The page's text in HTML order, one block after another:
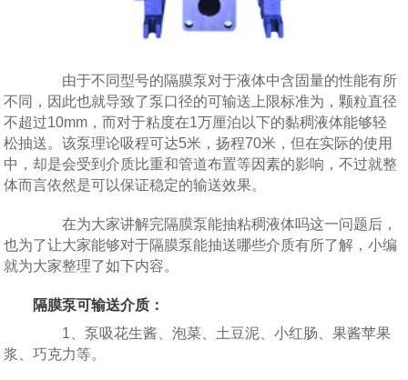
由于不同型号的隔膜泵对于液体中含固量的性能有所
不同，因此也就导致了泵口径的可输送上限标准为，颗粒直径
不超过10mm，而对于粘度在1万厘泊以下的黏稠液体能够轻
松抽送。该泵理论吸程可达5米，扬程70米，但在实际的使用
中，却是会受到介质比重和管道布置等因素的影响，不过就整
体而言依然是可以保证稳定的输送效果。
在为大家讲解完隔膜泵能抽粘稠液体吗这一问题后，
也为了让大家能够对于隔膜泵能抽送哪些介质有所了解，小编
就为大家整理了如下内容。
隔膜泵可输送介质：
1、泵吸花生酱、泡菜、土豆泥、小红肠、果酱苹果
浆、巧克力等。